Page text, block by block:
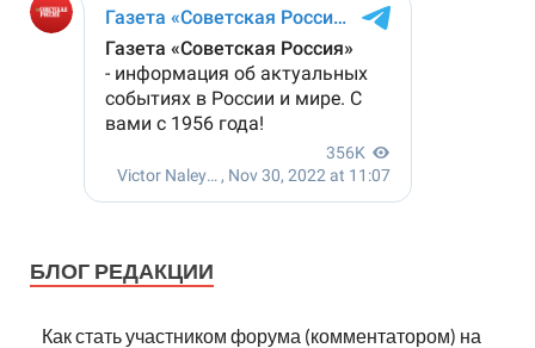
БЛОГ РЕДАКЦИИ
Как стать участником форума (комментатором) на